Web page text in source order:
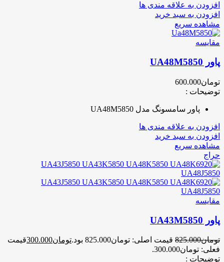
افزودن به علاقه مندی ها
افزودن به سبد خرید
مشاهده سریع
مقایسه
پاور UA48M5850
تومان600.000
توضیحات :
پاور سامسونگ مدل UA48M5850
افزودن به علاقه مندی ها
افزودن به سبد خرید
مشاهده سریع
حراج
مقایسه
پاور UA43M5850
تومان825.000 قیمت اصلی: تومان825.000 بود. تومان300.000قیمت
فعلی: تومان300.000.
توضیحات :